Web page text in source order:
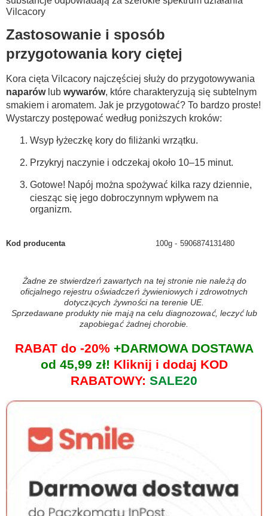
Vilcacory
Zastosowanie i sposób
przygotowania kory ciętej
Kora cięta Vilcacory najczęściej służy do przygotowywania
naparówlub wywarów, które charakteryzują się subtelnym
smakiem i aromatem. Jak je przygotować? To bardzo proste!
Wystarczy postępować według poniższych kroków:
Wsyp łyżeczkę kory do filiżanki wrzątku.
Przykryj naczynie i odczekaj około 10–15 minut.
Gotowe! Napój można spożywać kilka razy dziennie,
ciesząc się jego dobroczynnym wpływem na
organizm.
Kod producenta 100g 5906874131480
Żadne ze stwierdzeń zawartych na tej stronie nie należą do
oficjalnego rejestru oświadczeń żywieniowych i zdrowotnych
dotyczących żywności na terenie UE.
Sprzedawane produkty nie mają na celu diagnozować, leczyć lub
zapobiegać żadnej chorobie.
RABAT do -20%+DARMOWA DOSTAWA
od 45,99 zł! Kliknij i dodaj KOD
RABATOWY: SALE20